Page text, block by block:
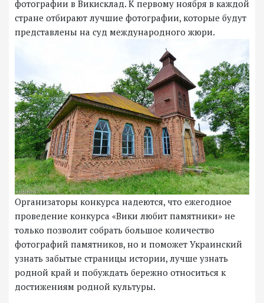
фотографии в Викисклад. К первому ноября в каждой
стране отбирают лучшие фотографии, которые будут
представлены на суд международного жюри.
Организаторы конкурса надеются, что ежегодное
проведение конкурса «Вики любит памятники» не
только позволит собрать большое количество
фотографий памятников, но и поможет Украинский
узнать забытые страницы истории, лучше узнать
родной край и побуждать бережно относиться к
достижениям родной культуры.